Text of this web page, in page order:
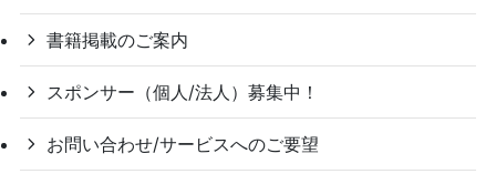
書籍掲載のご案内
スポンサー（個人/法人）募集中！
お問い合わせ/サービスへのご要望